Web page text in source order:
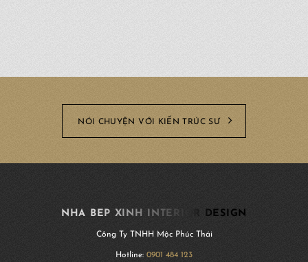
NÓI CHUYỆN VỚI KIẾN TRÚC SƯ
NHA BEP XINH INTERIOR DESIGN
Công Ty TNHH Mộc Phúc Thái
Hotline: 0901 484 123